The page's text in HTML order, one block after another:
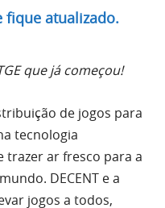
fique atualizado.
que já começou!
de jogos para
tecnologia
trazer ar fresco para a
DECENT e a
jogos a todos,